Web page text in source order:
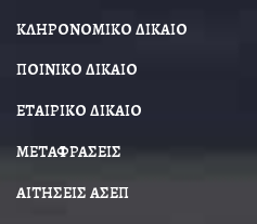
ΚΛΗΡΟΝΟΜΙΚΟ ΔΙΚΑΙΟ
ΠΟΙΝΙΚΟ ΔΙΚΑΙΟ
ΕΤΑΙΡΙΚΟ ΔΙΚΑΙΟ
ΜΕΤΑΦΡΑΣΕΙΣ
ΑΙΤΗΣΕΙΣ ΑΣΕΠ